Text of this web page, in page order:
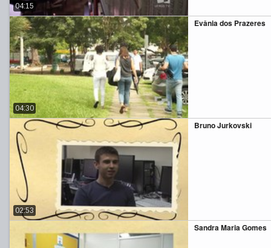
04:15
Evânia dos Prazeres
04:30
Bruno Jurkovski
02:53
Sandra Maria Gomes